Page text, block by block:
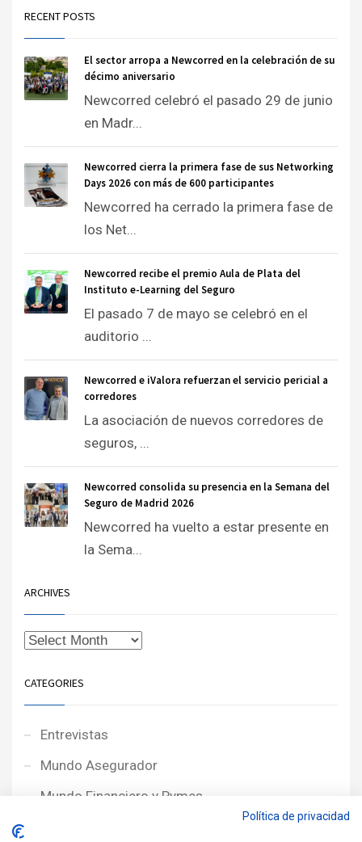
RECENT POSTS
El sector arropa a Newcorred en la celebración de su
décimo aniversario
Newcorred celebró el pasado 29 de junio
en Madr...
Newcorred cierra la primera fase de sus Networking
Days 2026 con más de 600 participantes
Newcorred ha cerrado la primera fase de
los Net...
Newcorred recibe el premio Aula de Plata del
Instituto e-Learning del Seguro
El pasado 7 de mayo se celebró en el
auditorio ...
Newcorred e iValora refuerzan el servicio pericial a
corredores
La asociación de nuevos corredores de
seguros, ...
Newcorred consolida su presencia en la Semana del
Seguro de Madrid 2026
Newcorred ha vuelto a estar presente en
la Sema...
ARCHIVES
CATEGORIES
Entrevistas
Mundo Asegurador
Mundo Financiero y Pymes
Política de privacidad